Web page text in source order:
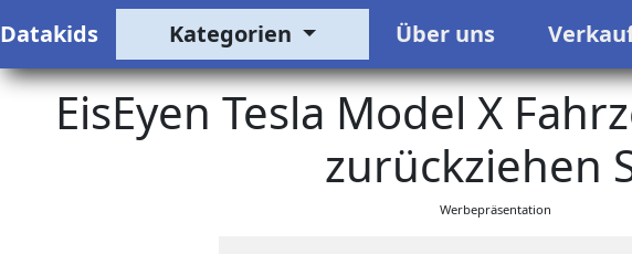
Datakids Kategorien Über uns
EisEyen Tesla Model X
zurückziehen
Werbepräsentation